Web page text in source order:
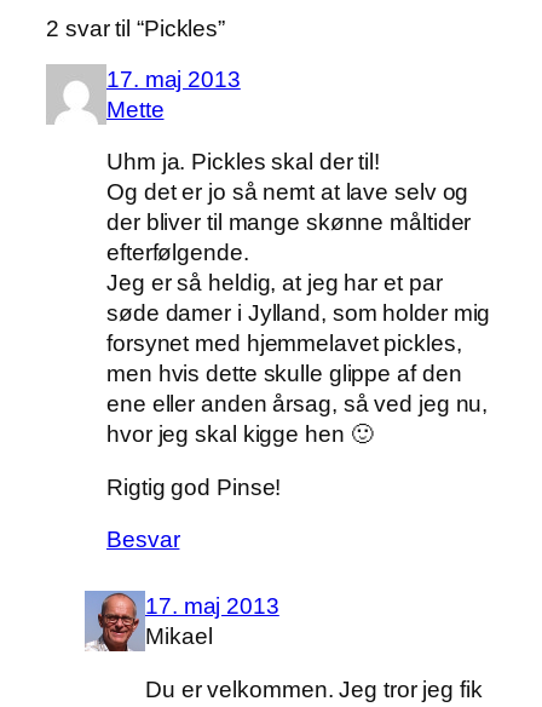
2 svar til “Pickles”
17. maj 2013
Mette
Uhm ja. Pickles skal der til!
Og det er jo så nemt at lave selv og
der bliver til mange skønne måltider
efterfølgende.
Jeg er så heldig, at jeg har et par
søde damer i Jylland, som holder mig
forsynet med hjemmelavet pickles,
men hvis dette skulle glippe af den
ene eller anden årsag, så ved jeg nu,
hvor jeg skal kigge hen 🙂
Rigtig god Pinse!
Besvar
17. maj 2013
Mikael
Du er velkommen. Jeg tror jeg fik